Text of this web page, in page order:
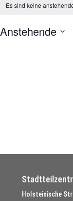
Es sind keine
Anstehende
Holsteinische